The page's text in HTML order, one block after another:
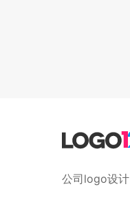
公司logo设计